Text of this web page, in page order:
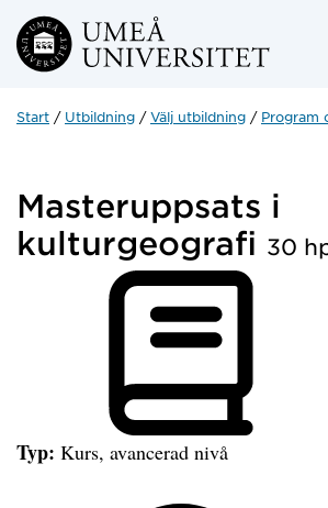
Hoppa direkt till innehållet
Start Utbildning Välj utbildning Program
Masteruppsats i
kulturgeografi 30
Typ: Kurs, avancerad nivå